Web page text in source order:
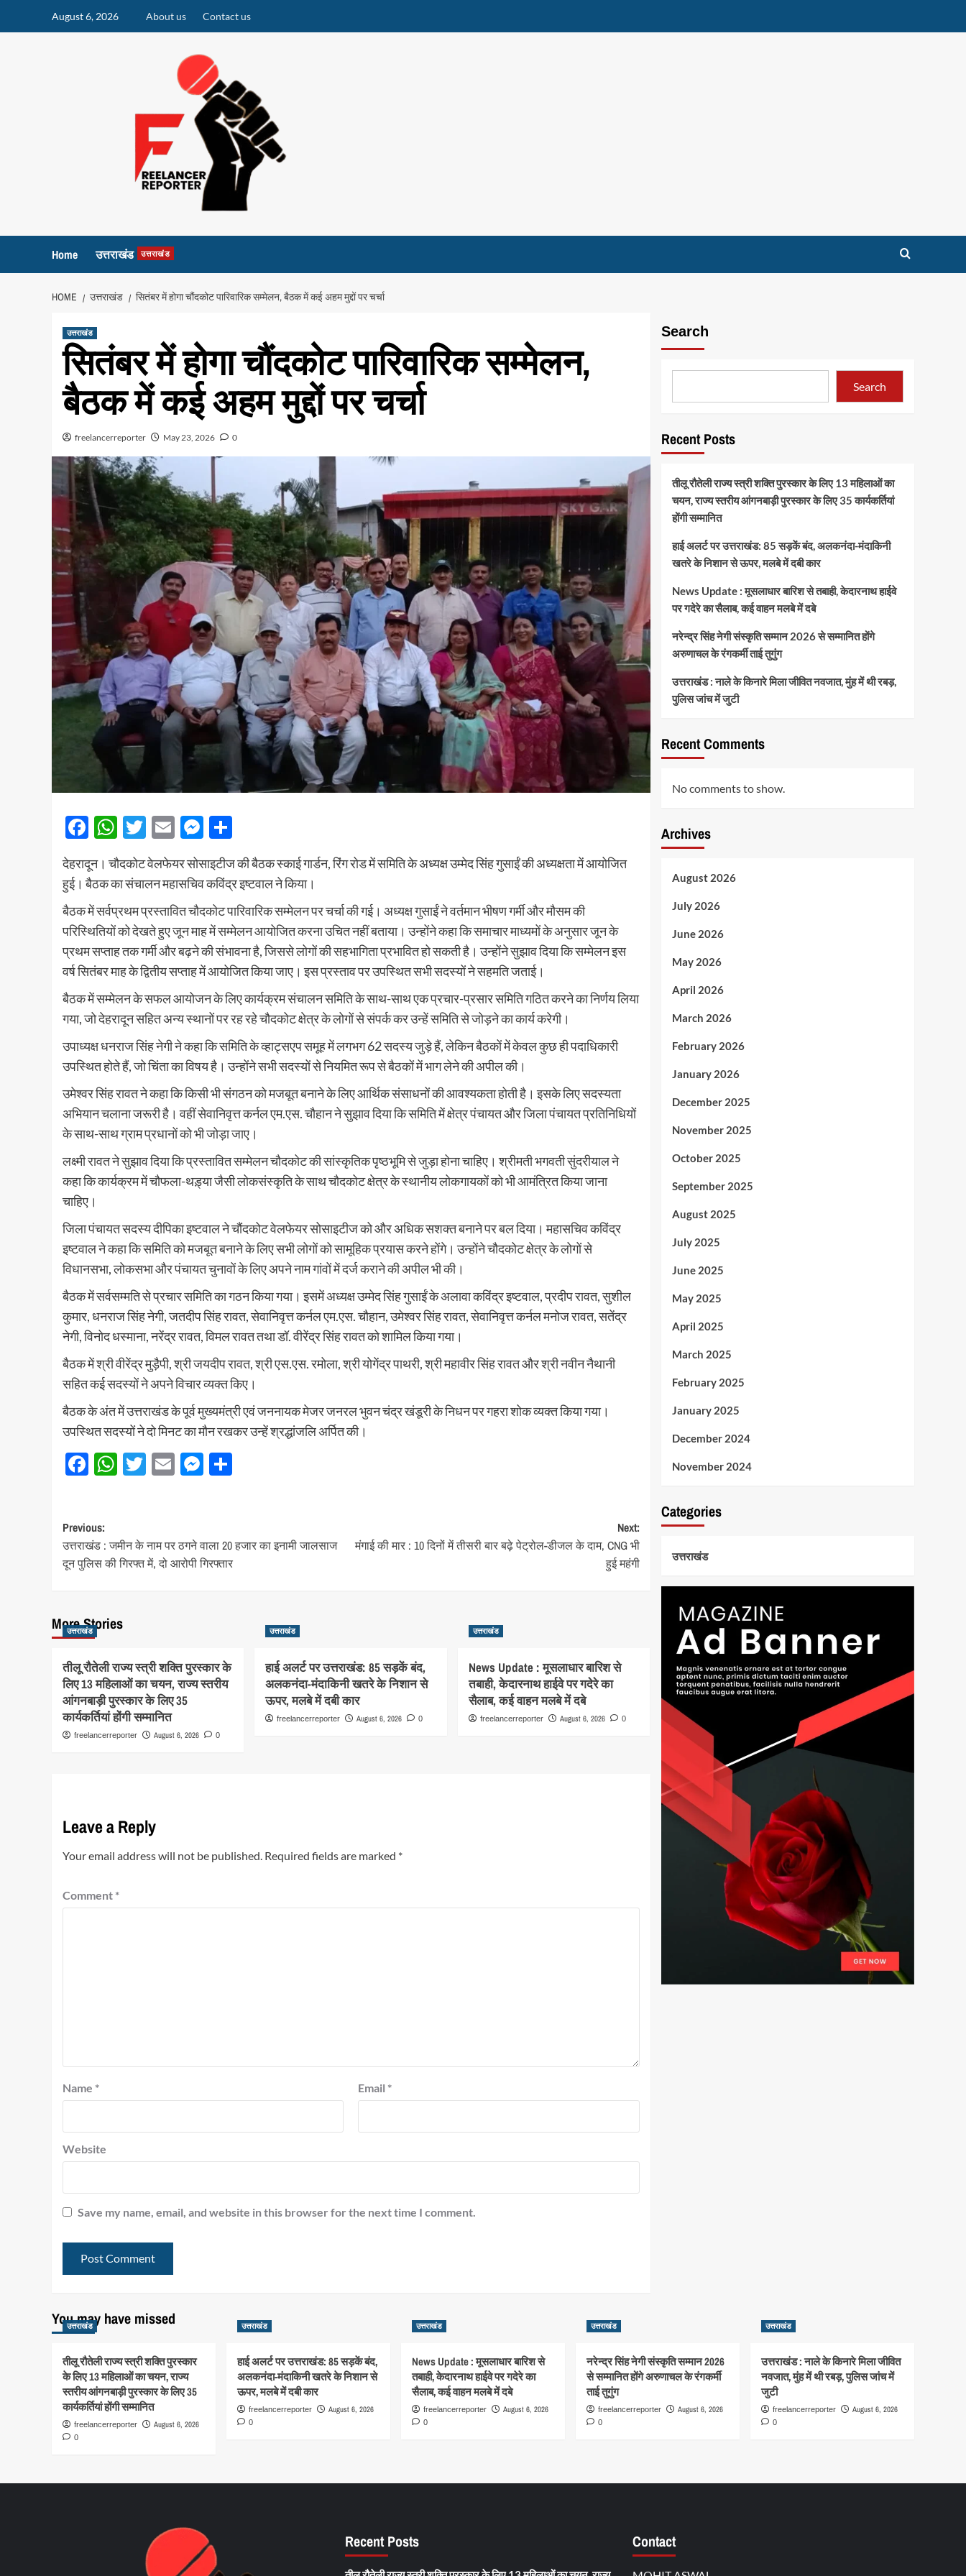
August 6, 2026 About us Contact us
Home उत्तराखंड उत्तराखंड
HOME उत्तराखंड सितंबर में होगा चौंदकोट पारिवारिक सम्मेलन, बैठक में कई अहम मुद्दों पर चर्चा
उत्तराखंड
सितंबर में होगा चौंदकोट पारिवारिक सम्मेलन,
बैठक में कई अहम मुद्दों पर चर्चा
freelancerreporter May 23, 2026 0
Facebook
WhatsApp
Twitter
EmailMessenger
देहरादून। चौदकोट वेलफेयर सोसाइटीज की बैठक स्काई गार्डन, रिंग रोड में समिति के अध्यक्ष उम्मेद सिंह गुसाईं की अध्यक्षता में आयोजित
हुई। बैठक का संचालन महासचिव कविंद्र इष्टवाल ने किया।
बैठक में सर्वप्रथम प्रस्तावित चौदकोट पारिवारिक सम्मेलन पर चर्चा की गई। अध्यक्ष गुसाईं ने वर्तमान भीषण गर्मी और मौसम की
परिस्थितियों को देखते हुए जून माह में सम्मेलन आयोजित करना उचित नहीं बताया। उन्होंने कहा कि समाचार माध्यमों के अनुसार जून के
प्रथम सप्ताह तक गर्मी और बढ़ने की संभावना है, जिससे लोगों की सहभागिता प्रभावित हो सकती है। उन्होंने सुझाव दिया कि सम्मेलन इस
वर्ष सितंबर माह के द्वितीय सप्ताह में आयोजित किया जाए। इस प्रस्ताव पर उपस्थित सभी सदस्यों ने सहमति जताई।
बैठक में सम्मेलन के सफल आयोजन के लिए कार्यक्रम संचालन समिति के साथ-साथ एक प्रचार-प्रसार समिति गठित करने का निर्णय लिया
गया, जो देहरादून सहित अन्य स्थानों पर रह रहे चौदकोट क्षेत्र के लोगों से संपर्क कर उन्हें समिति से जोड़ने का कार्य करेगी।
उपाध्यक्ष धनराज सिंह नेगी ने कहा कि समिति के व्हाट्सएप समूह में लगभग 62 सदस्य जुड़े हैं, लेकिन बैठकों में केवल कुछ ही पदाधिकारी
उपस्थित होते हैं, जो चिंता का विषय है। उन्होंने सभी सदस्यों से नियमित रूप से बैठकों में भाग लेने की अपील की।
उमेश्वर सिंह रावत ने कहा कि किसी भी संगठन को मजबूत बनाने के लिए आर्थिक संसाधनों की आवश्यकता होती है। इसके लिए सदस्यता
अभियान चलाना जरूरी है। वहीं सेवानिवृत्त कर्नल एम.एस. चौहान ने सुझाव दिया कि समिति में क्षेत्र पंचायत और जिला पंचायत प्रतिनिधियों
के साथ-साथ ग्राम प्रधानों को भी जोड़ा जाए।
लक्ष्मी रावत ने सुझाव दिया कि प्रस्तावित सम्मेलन चौदकोट की सांस्कृतिक पृष्ठभूमि से जुड़ा होना चाहिए। श्रीमती भगवती सुंदरीयाल ने
कहा कि कार्यक्रम में चौफला-थड़्या जैसी लोकसंस्कृति के साथ चौदकोट क्षेत्र के स्थानीय लोकगायकों को भी आमंत्रित किया जाना
चाहिए।
जिला पंचायत सदस्य दीपिका इष्टवाल ने चौंदकोट वेलफेयर सोसाइटीज को और अधिक सशक्त बनाने पर बल दिया। महासचिव कविंद्र
इष्टवाल ने कहा कि समिति को मजबूत बनाने के लिए सभी लोगों को सामूहिक प्रयास करने होंगे। उन्होंने चौदकोट क्षेत्र के लोगों से
विधानसभा, लोकसभा और पंचायत चुनावों के लिए अपने नाम गांवों में दर्ज कराने की अपील भी की।
बैठक में सर्वसम्मति से प्रचार समिति का गठन किया गया। इसमें अध्यक्ष उम्मेद सिंह गुसाईं के अलावा कविंद्र इष्टवाल, प्रदीप रावत, सुशील
कुमार, धनराज सिंह नेगी, जतदीप सिंह रावत, सेवानिवृत्त कर्नल एम.एस. चौहान, उमेश्वर सिंह रावत, सेवानिवृत्त कर्नल मनोज रावत, सतेंद्र
नेगी, विनोद धस्माना, नरेंद्र रावत, विमल रावत तथा डॉ. वीरेंद्र सिंह रावत को शामिल किया गया।
बैठक में श्री वीरेंद्र मुड़ैपी, श्री जयदीप रावत, श्री एस.एस. रमोला, श्री योगेंद्र पाथरी, श्री महावीर सिंह रावत और श्री नवीन नैथानी
सहित कई सदस्यों ने अपने विचार व्यक्त किए।
बैठक के अंत में उत्तराखंड के पूर्व मुख्यमंत्री एवं जननायक मेजर जनरल भुवन चंद्र खंडूरी के निधन पर गहरा शोक व्यक्त किया गया।
उपस्थित सदस्यों ने दो मिनट का मौन रखकर उन्हें श्रद्धांजलि अर्पित की।
Facebook
WhatsApp
Twitter
EmailMessenger
Post
navigation
Previous:
उत्तराखंड : जमीन के नाम पर ठगने वाला 20 हजार का इनामी जालसाज
दून पुलिस की गिरफ्त में, दो आरोपी गिरफ्तार
Next:
मंगाई की मार : 10 दिनों में तीसरी बार बढ़े पेट्रोल-डीजल के दाम, CNG भी
हुई महंगी
More Stories
उत्तराखंड
तीलू रौतेली राज्य स्त्री शक्ति पुरस्कार के
लिए 13 महिलाओं का चयन, राज्य स्तरीय
आंगनबाड़ी पुरस्कार के लिए 35
कार्यकर्तियां होंगी सम्मानित
freelancerreporter August 6, 2026 0
उत्तराखंड
हाई अलर्ट पर उत्तराखंड: 85 सड़कें बंद,
अलकनंदा-मंदाकिनी खतरे के निशान से
ऊपर, मलबे में दबी कार
freelancerreporter August 6, 2026 0
उत्तराखंड
News Update : मूसलाधार बारिश से
तबाही, केदारनाथ हाईवे पर गदेरे का
सैलाब, कई वाहन मलबे में दबे
freelancerreporter August 6, 2026 0
Leave a Reply
Your email address will not be published. Required fields are marked *
Comment *
Name * Email *
Website
Save my name, email, and website in this browser for the next time I comment.
Search
Search
Recent Posts
तीलू रौतेली राज्य स्त्री शक्ति पुरस्कार के लिए 13 महिलाओं का
चयन, राज्य स्तरीय आंगनबाड़ी पुरस्कार के लिए 35 कार्यकर्तियां
होंगी सम्मानित
हाई अलर्ट पर उत्तराखंड: 85 सड़कें बंद, अलकनंदा-मंदाकिनी
खतरे के निशान से ऊपर, मलबे में दबी कार
News Update : मूसलाधार बारिश से तबाही, केदारनाथ हाईवे
पर गदेरे का सैलाब, कई वाहन मलबे में दबे
नरेन्द्र सिंह नेगी संस्कृति सम्मान 2026 से सम्मानित होंगे
अरुणाचल के रंगकर्मी ताई तुगुंग
उत्तराखंड : नाले के किनारे मिला जीवित नवजात, मुंह में थी रबड़,
पुलिस जांच में जुटी
Recent Comments
No comments to show.
Archives
August 2026
July 2026
June 2026
May 2026
April 2026
March 2026
February 2026
January 2026
December 2025
November 2025
October 2025
September 2025
August 2025
July 2025
June 2025
May 2025
April 2025
March 2025
February 2025
January 2025
December 2024
November 2024
Categories
उत्तराखंड
You may have missed
उत्तराखंड
तीलू रौतेली राज्य स्त्री शक्ति पुरस्कार
के लिए 13 महिलाओं का चयन, राज्य
स्तरीय आंगनबाड़ी पुरस्कार के लिए 35
कार्यकर्तियां होंगी सम्मानित
freelancerreporter August 6, 2026
0
उत्तराखंड
हाई अलर्ट पर उत्तराखंड: 85 सड़कें बंद,
अलकनंदा-मंदाकिनी खतरे के निशान से
ऊपर, मलबे में दबी कार
freelancerreporter August 6, 2026
0
उत्तराखंड
News Update : मूसलाधार बारिश से
तबाही, केदारनाथ हाईवे पर गदेरे का
सैलाब, कई वाहन मलबे में दबे
freelancerreporter August 6, 2026
0
उत्तराखंड
नरेन्द्र सिंह नेगी संस्कृति सम्मान 2026
से सम्मानित होंगे अरुणाचल के रंगकर्मी
ताई तुगुंग
freelancerreporter August 6, 2026
0
उत्तराखंड
उत्तराखंड : नाले के किनारे मिला जीवित
नवजात, मुंह में थी रबड़, पुलिस जांच में
जुटी
freelancerreporter August 6, 2026
0
Recent Posts Contact